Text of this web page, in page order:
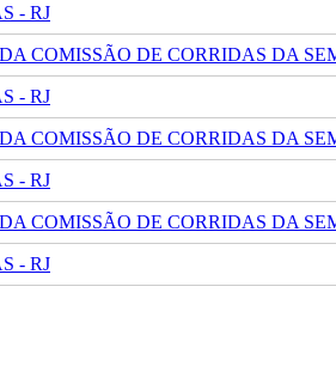
- RJ
COMISSÃO DE CORRIDAS DA
- RJ
COMISSÃO DE CORRIDAS DA
- RJ
COMISSÃO DE CORRIDAS DA
- RJ